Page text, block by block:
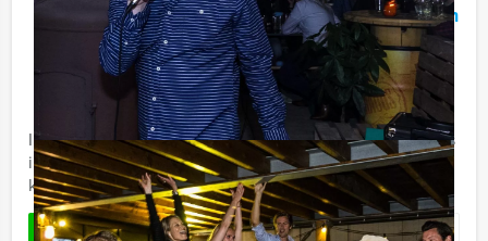
Ik Hou Van Holland Lunch Antwerpen
(België)
Vanaf€ 57,50 p.p. excl. BTW
Vanaf 15 personen ‐ 3 uur en 30 minuten
In de Ik Hou van Holland Lunch van Holland Tour Guides
in Antwerpen (België) wordt uw kennis over ons
kikkerlandje aan een hevige test onderworpen.
LEES MEER Favoriet